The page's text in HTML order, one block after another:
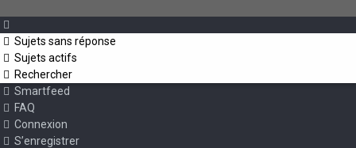
Sujets sans réponse
Sujets actifs
Rechercher
Smartfeed
FAQ
Connexion
S’enregistrer